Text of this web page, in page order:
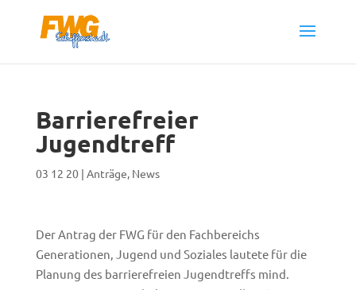
Barrierefreier
Jugendtreff
03 12 20| Anträge, News
Der Antrag der FWG für den Fachbereichs
Generationen, Jugend und Soziales lautete für die
Planung des barrierefreien Jugendtreffs mind.